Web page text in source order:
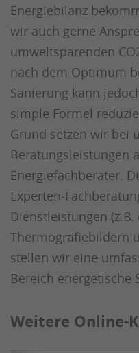
Energiebilanz
wir auch gerne
umweltsparenden
nach dem Optimum
Sanierung kann
simple Formel
Grund setzen wir bei
Beratungsleistungen
Energiefachberater.
Experten-
Dienstleistungen
Thermografiebildern
stellen wir eine
Bereich energetische
Weitere Online-